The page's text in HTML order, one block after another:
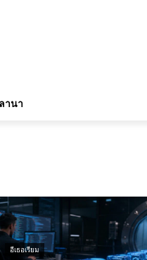
านา
อีเธอเรียม